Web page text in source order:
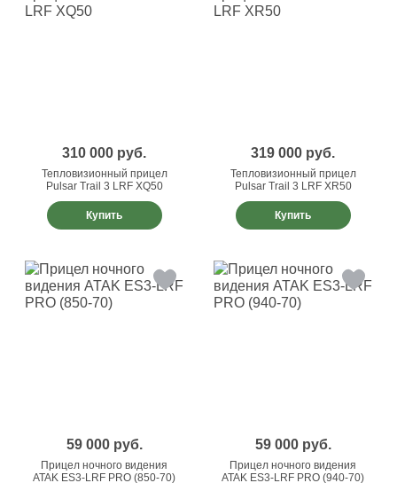
310 000 руб.
Тепловизионный прицел
Pulsar Trail 3 LRF XQ50
Купить
319 000 руб.
Тепловизионный прицел
Pulsar Trail 3 LRF XR50
Купить
59 000 руб.
Прицел ночного видения
ATAK ES3-LRF PRO (850-70)
59 000 руб.
Прицел ночного видения
ATAK ES3-LRF PRO (940-70)